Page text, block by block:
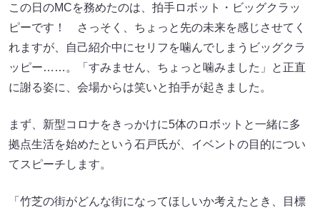
この日のMCを務めたのは、拍手ロボット・ビッグクラッ
ピーです！ さっそく、ちょっと先の未来を感じさせてく
れますが、自己紹介中にセリフを噛んでしまうビッグクラ
ッピー……。「すみません、ちょっと噛みました」と正直
に謝る姿に、会場からは笑いと拍手が起きました。
まず、新型コロナをきっかけに5体のロボットと一緒に多
拠点生活を始めたという石戸氏が、イベントの目的につい
てスピーチします。
「竹芝の街がどんな街になってほしいか考えたとき、目標